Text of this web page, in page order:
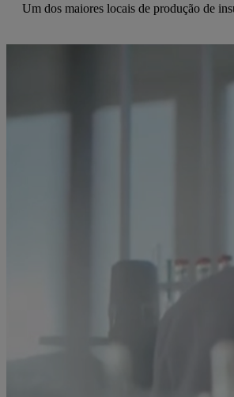
Um dos maiores locais de produção de